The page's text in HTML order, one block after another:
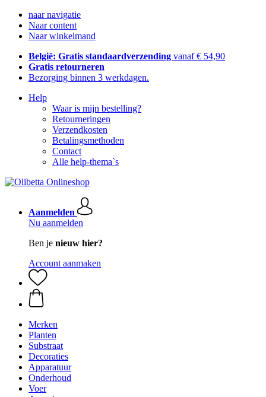
naar navigatie
Naar content
Naar winkelmand
België: Gratis standaardverzending vanaf € 54,90
Gratis retourneren
Bezorging binnen 3 werkdagen.
Help
Waar is mijn bestelling?
Retourneringen
Verzendkosten
Betalingsmethoden
Contact
Alle help-thema`s
Aanmelden
Nu aanmelden
Ben je nieuw hier?
Account aanmaken
Merken
Planten
Substraat
Decoraties
Apparatuur
Onderhoud
Voer